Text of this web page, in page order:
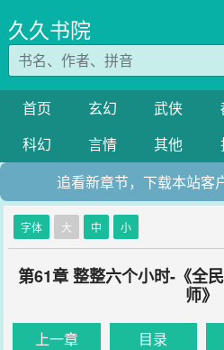
久久书院
首页 玄幻 武侠
科幻
言情 其他
追看新章节，下载本站客
字体 大 中 小
第61章 整整六个小时-《全
师》
上一章 目录